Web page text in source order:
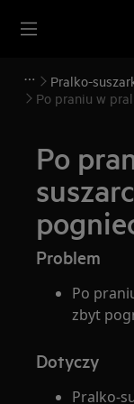
Pralko-
Po praniu w
Po
Problem
Po
zbyt
Dotyczy
Pralko-